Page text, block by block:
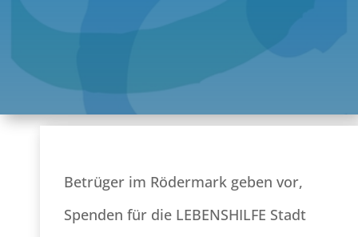
Betrüger im Rödermark geben vor,
Spenden für die LEBENSHILFE Stadt